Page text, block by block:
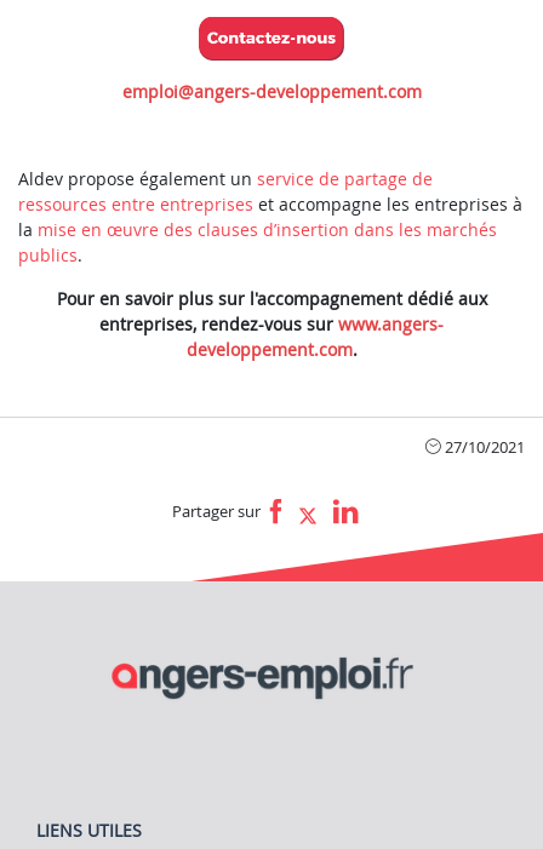
emploi@angers-developpement.com
Aldev propose également un service de partage de
ressources entre entreprises et accompagne les entreprises à
la mise en œuvre des clauses d’insertion dans les marchés
publics.
Pour en savoir plus sur l'accompagnement dédié aux
entreprises, rendez-vous sur www.angers-
developpement.com.
27/10/2021
Partager sur
LIENS UTILES